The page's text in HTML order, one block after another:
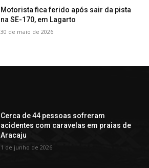
Motorista fica ferido após sair da pista
na SE-170, em Lagarto
30 de maio de 2026
Cerca de 44 pessoas sofreram
acidentes com caravelas em praias de
Aracaju
1 de junho de 2026